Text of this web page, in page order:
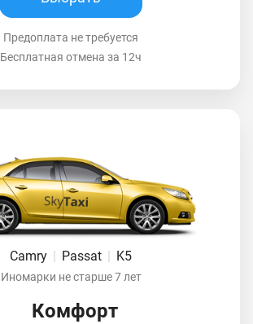
Предоплата не требуется
Бесплатная отмена за 12ч
Camry Passat K5
Иномарки не старше 7 лет
Комфорт